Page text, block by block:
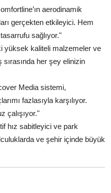
aerodinamik
gerçekten etkileyici. Hem
sağlıyor."
yüksek kaliteli malzemeler ve
her şey elinizin
Media sistemi,
fazlasıyla karşılıyor.
çalışıyor."
hız sabitleyici ve park
ve şehir içinde büyük